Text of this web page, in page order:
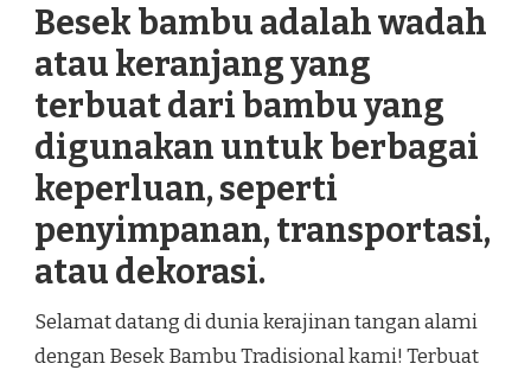
Besek bambu adalah wadah
atau keranjang yang
terbuat dari bambu yang
digunakan untuk berbagai
keperluan, seperti
penyimpanan, transportasi,
atau dekorasi.
Selamat datang di dunia kerajinan tangan alami
dengan Besek Bambu Tradisional kami! Terbuat